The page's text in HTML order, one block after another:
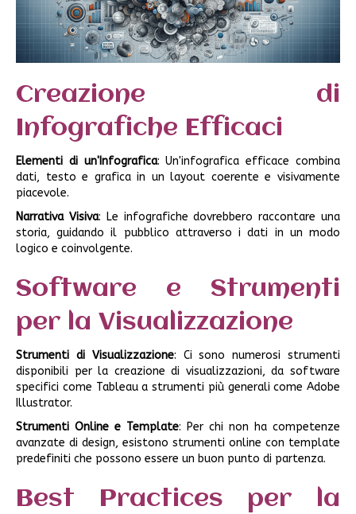
Creazione di
Infografiche Efficaci
Elementi di un'Infografica: Un'infografica efficace combina
dati, testo e grafica in un layout coerente e visivamente
piacevole.
Narrativa Visiva: Le infografiche dovrebbero raccontare una
storia, guidando il pubblico attraverso i dati in un modo
logico e coinvolgente.
Software e Strumenti
per la Visualizzazione
Strumenti di Visualizzazione: Ci sono numerosi strumenti
disponibili per la creazione di visualizzazioni, da software
specifici come Tableau a strumenti più generali come Adobe
Illustrator.
Strumenti Online e Template: Per chi non ha competenze
avanzate di design, esistono strumenti online con template
predefiniti che possono essere un buon punto di partenza.
Best Practices per la